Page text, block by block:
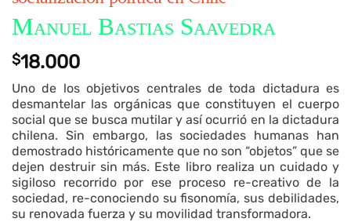
Manuel Bastias Saavedra
$18.000
Uno de los objetivos centrales de toda dictadura es
desmantelar las orgánicas que constituyen el cuerpo
social que se busca mutilar y así ocurrió en la dictadura
chilena. Sin embargo, las sociedades humanas han
demostrado históricamente que no son “objetos” que se
dejen destruir sin más. Este libro realiza un cuidado y
sigiloso recorrido por ese proceso re-creativo de la
sociedad, re-conociendo su fisonomía, sus debilidades,
su renovada fuerza y su movilidad transformadora.